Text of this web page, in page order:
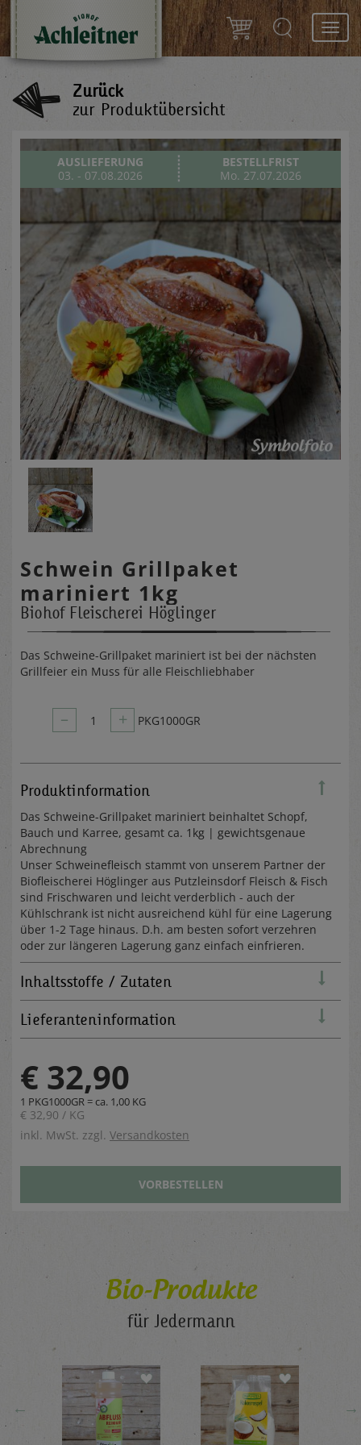
Zurück
zur Produktübersicht
AUSLIEFERUNG
03. - 07.08.2026
BESTELLFRIST
Mo. 27.07.2026
Schwein Grillpaket
mariniert 1kg
Biohof Fleischerei Höglinger
Das Schweine-Grillpaket mariniert ist bei der nächsten
Grillfeier ein Muss für alle Fleischliebhaber
– 1 + PKG1000GR
Produktinformation
Das Schweine-Grillpaket mariniert beinhaltet Schopf,
Bauch und Karree, gesamt ca. 1kg | gewichtsgenaue
Abrechnung
Unser Schweinefleisch stammt von unserem Partner der
Biofleischerei Höglinger aus Putzleinsdorf Fleisch & Fisch
sind Frischwaren und leicht verderblich - auch der
Kühlschrank ist nicht ausreichend kühl für eine Lagerung
über 1-2 Tage hinaus. D.h. am besten sofort verzehren
oder zur längeren Lagerung ganz einfach einfrieren.
Inhaltsstoffe / Zutaten
Lieferanteninformation
€ 32,90
1 PKG1000GR = ca. 1,00 KG
€ 32,90 / KG
inkl. MwSt. zzgl. Versandkosten
VORBESTELLEN
Bio-Produkte
für Jedermann
← →